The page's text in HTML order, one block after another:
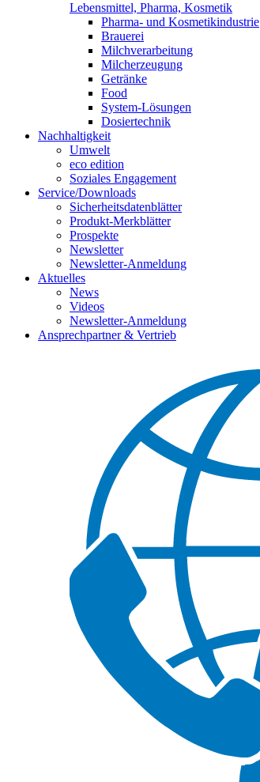
Lebensmittel, Pharma, Kosmetik
Pharma- und Kosmetikindustrie
Brauerei
Milchverarbeitung
Milcherzeugung
Getränke
Food
System-Lösungen
Dosiertechnik
Nachhaltigkeit
Umwelt
eco edition
Soziales Engagement
Service/Downloads
Sicherheitsdatenblätter
Produkt-Merkblätter
Prospekte
Newsletter
Newsletter-Anmeldung
Aktuelles
News
Videos
Newsletter-Anmeldung
Ansprechpartner & Vertrieb